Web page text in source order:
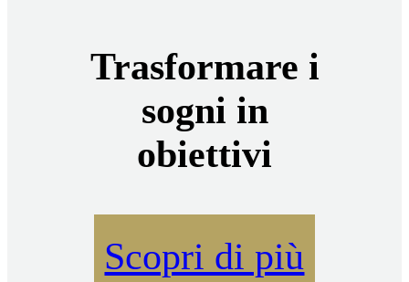
Trasformare i
sogni in
obiettivi
Scopri di più